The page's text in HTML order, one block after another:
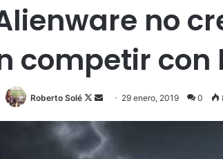
no
competir con
Roberto Solé
F
l
l
S
29 enero, 2019 0